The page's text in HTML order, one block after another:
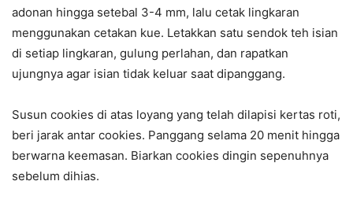
adonan hingga setebal 3-4 mm, lalu cetak lingkaran
menggunakan cetakan kue. Letakkan satu sendok teh isian
di setiap lingkaran, gulung perlahan, dan rapatkan
ujungnya agar isian tidak keluar saat dipanggang.
Susun cookies di atas loyang yang telah dilapisi kertas roti,
beri jarak antar cookies. Panggang selama 20 menit hingga
berwarna keemasan. Biarkan cookies dingin sepenuhnya
sebelum dihias.